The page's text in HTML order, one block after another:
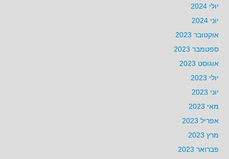
יולי 2024
יוני 2024
אוקטובר 2023
ספטמבר 2023
אוגוסט 2023
יולי 2023
יוני 2023
מאי 2023
אפריל 2023
מרץ 2023
פברואר 2023